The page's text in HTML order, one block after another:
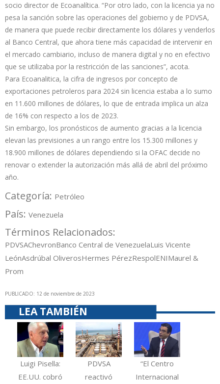
socio director de Ecoanalítica. “Por otro lado, con la licencia ya no
pesa la sanción sobre las operaciones del gobierno y de PDVSA,
de manera que puede recibir directamente los dólares y venderlos
al Banco Central, que ahora tiene más capacidad de intervenir en
el mercado cambiario, incluso de manera digital y no en efectivo
que se utilizaba por la restricción de las sanciones”, acota.
Para Ecoanalitica, la cifra de ingresos por concepto de
exportaciones petroleros para 2024 sin licencia estaba a lo sumo
en 11.600 millones de dólares, lo que de entrada implica un alza
de 16% con respecto a los de 2023.
Sin embargo, los pronósticos de aumento gracias a la licencia
elevan las previsiones a un rango entre los 15.300 millones y
18.900 millones de dólares dependiendo si la OFAC decide no
renovar o extender la autorización más allá de abril del próximo
año.
Categoría: Petróleo
País: Venezuela
Términos Relacionados:
PDVSAChevronBanco Central de VenezuelaLuis Vicente
LeónAsdrúbal OliverosHermes PérezRespolENIMaurel &
Prom
PUBLICADO: 12 de noviembre de 2023
LEA TAMBIÉN
Luigi Pisella:
EE.UU. cobró
PDVSA
reactivó
“El Centro
Internacional